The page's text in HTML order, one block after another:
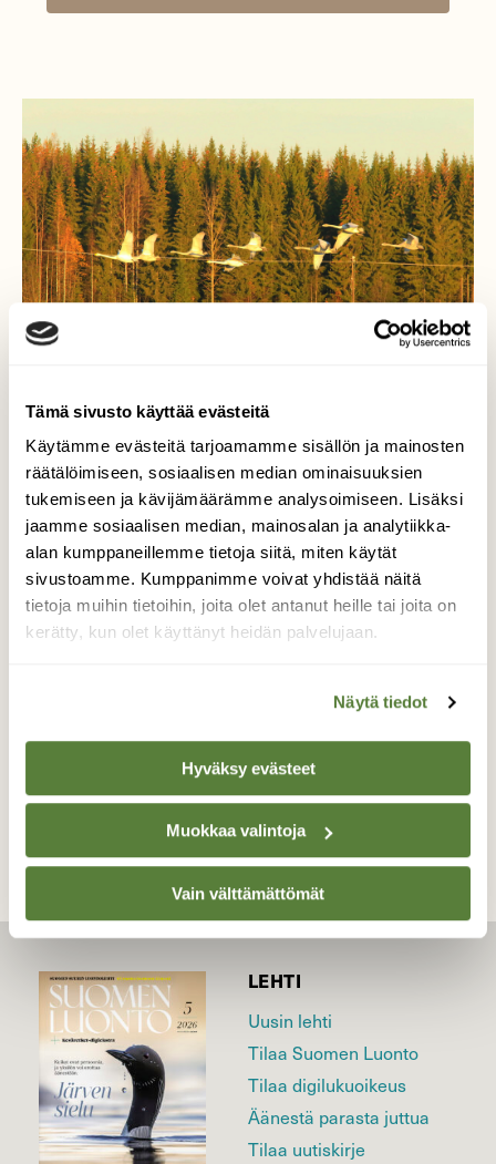
Tämä sivusto käyttää evästeitä
Käytämme evästeitä tarjoamamme sisällön ja mainosten
räätälöimiseen, sosiaalisen median ominaisuuksien
tukemiseen ja kävijämäärämme analysoimiseen. Lisäksi
jaamme sosiaalisen median, mainosalan ja analytiikka-
alan kumppaneillemme tietoja siitä, miten käytät
sivustoamme. Kumppanimme voivat yhdistää näitä
tietoja muihin tietoihin, joita olet antanut heille tai joita on
kerätty, kun olet käyttänyt heidän palvelujaan.
Näytä tiedot
Hyväksy evästeet
Muokkaa valintoja
Vain välttämättömät
Aamuauringon kultaa
Joutsenia olin kuvaamassa 23.10.19 ja
aamuaurinko teki oman säväyksen. Tottahan
tokkiinsa. Pellolla oli n. 250 yksilöä /
laulujoutsenia.
TAKAISIN LISTAAN
LEHTI
Uusin lehti
Tilaa Suomen Luonto
Tilaa digilukuoikeus
Äänestä parasta juttua
Tilaa uutiskirje